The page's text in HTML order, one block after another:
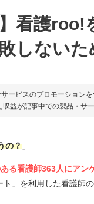
看護roo!
しないた
ービスのプロモーション
益が記事中での製品・サ
の？ 」
る看護師363人にアン
ト」を利用した看護師